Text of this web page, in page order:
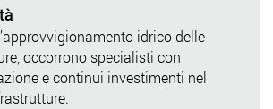
idrico delle
occorrono specialisti con
e continui investimenti nel